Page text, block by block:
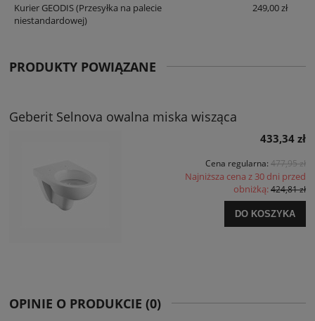
Kurier GEODIS(Przesyłka na palecie
niestandardowej)
249,00 zł
PRODUKTY POWIĄZANE
Geberit Selnova owalna miska wisząca
433,34 zł
Cena regularna: 477,95 zł
Najniższa cena z 30 dni przed
obniżką:424,81 zł
DO KOSZYKA
OPINIE O PRODUKCIE (0)